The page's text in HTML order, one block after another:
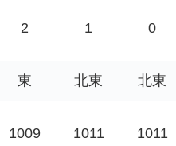
2 1 0
東 北東 北東
1009 1011 1011